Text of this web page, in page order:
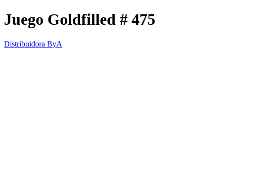
Juego Goldfilled # 475
Distribuidora ByA